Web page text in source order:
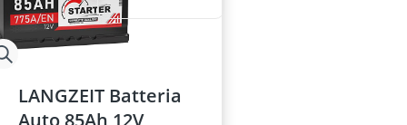
LANGZEIT Batteria